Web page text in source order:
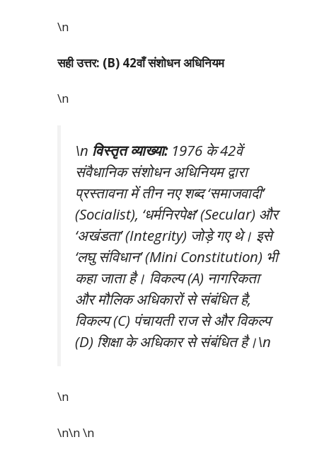
\n
सही उत्तर: (B) 42वाँ संशोधन अधिनियम
\n
\n विस्तृत व्याख्या:1976 के 42वें
संवैधानिक संशोधन अधिनियम द्वारा
प्रस्तावना में तीन नए शब्द ‘समाजवादी’
(Socialist), ‘धर्मनिरपेक्ष’ (Secular) और
‘अखंडता’ (Integrity) जोड़े गए थे। इसे
‘लघु संविधान’ (Mini Constitution) भी
कहा जाता है। विकल्प (A) नागरिकता
और मौलिक अधिकारों से संबंधित है,
विकल्प (C) पंचायती राज से और विकल्प
(D) शिक्षा के अधिकार से संबंधित है।\n
\n
\n\n\n